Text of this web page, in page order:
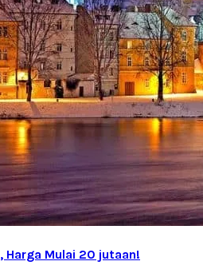
Harga Mulai 20 jutaan!